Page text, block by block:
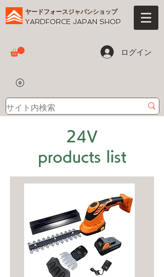
ヤードフォースジャパンショップ
YARDFORCE JAPAN SHOP
ログイン
24V
products list